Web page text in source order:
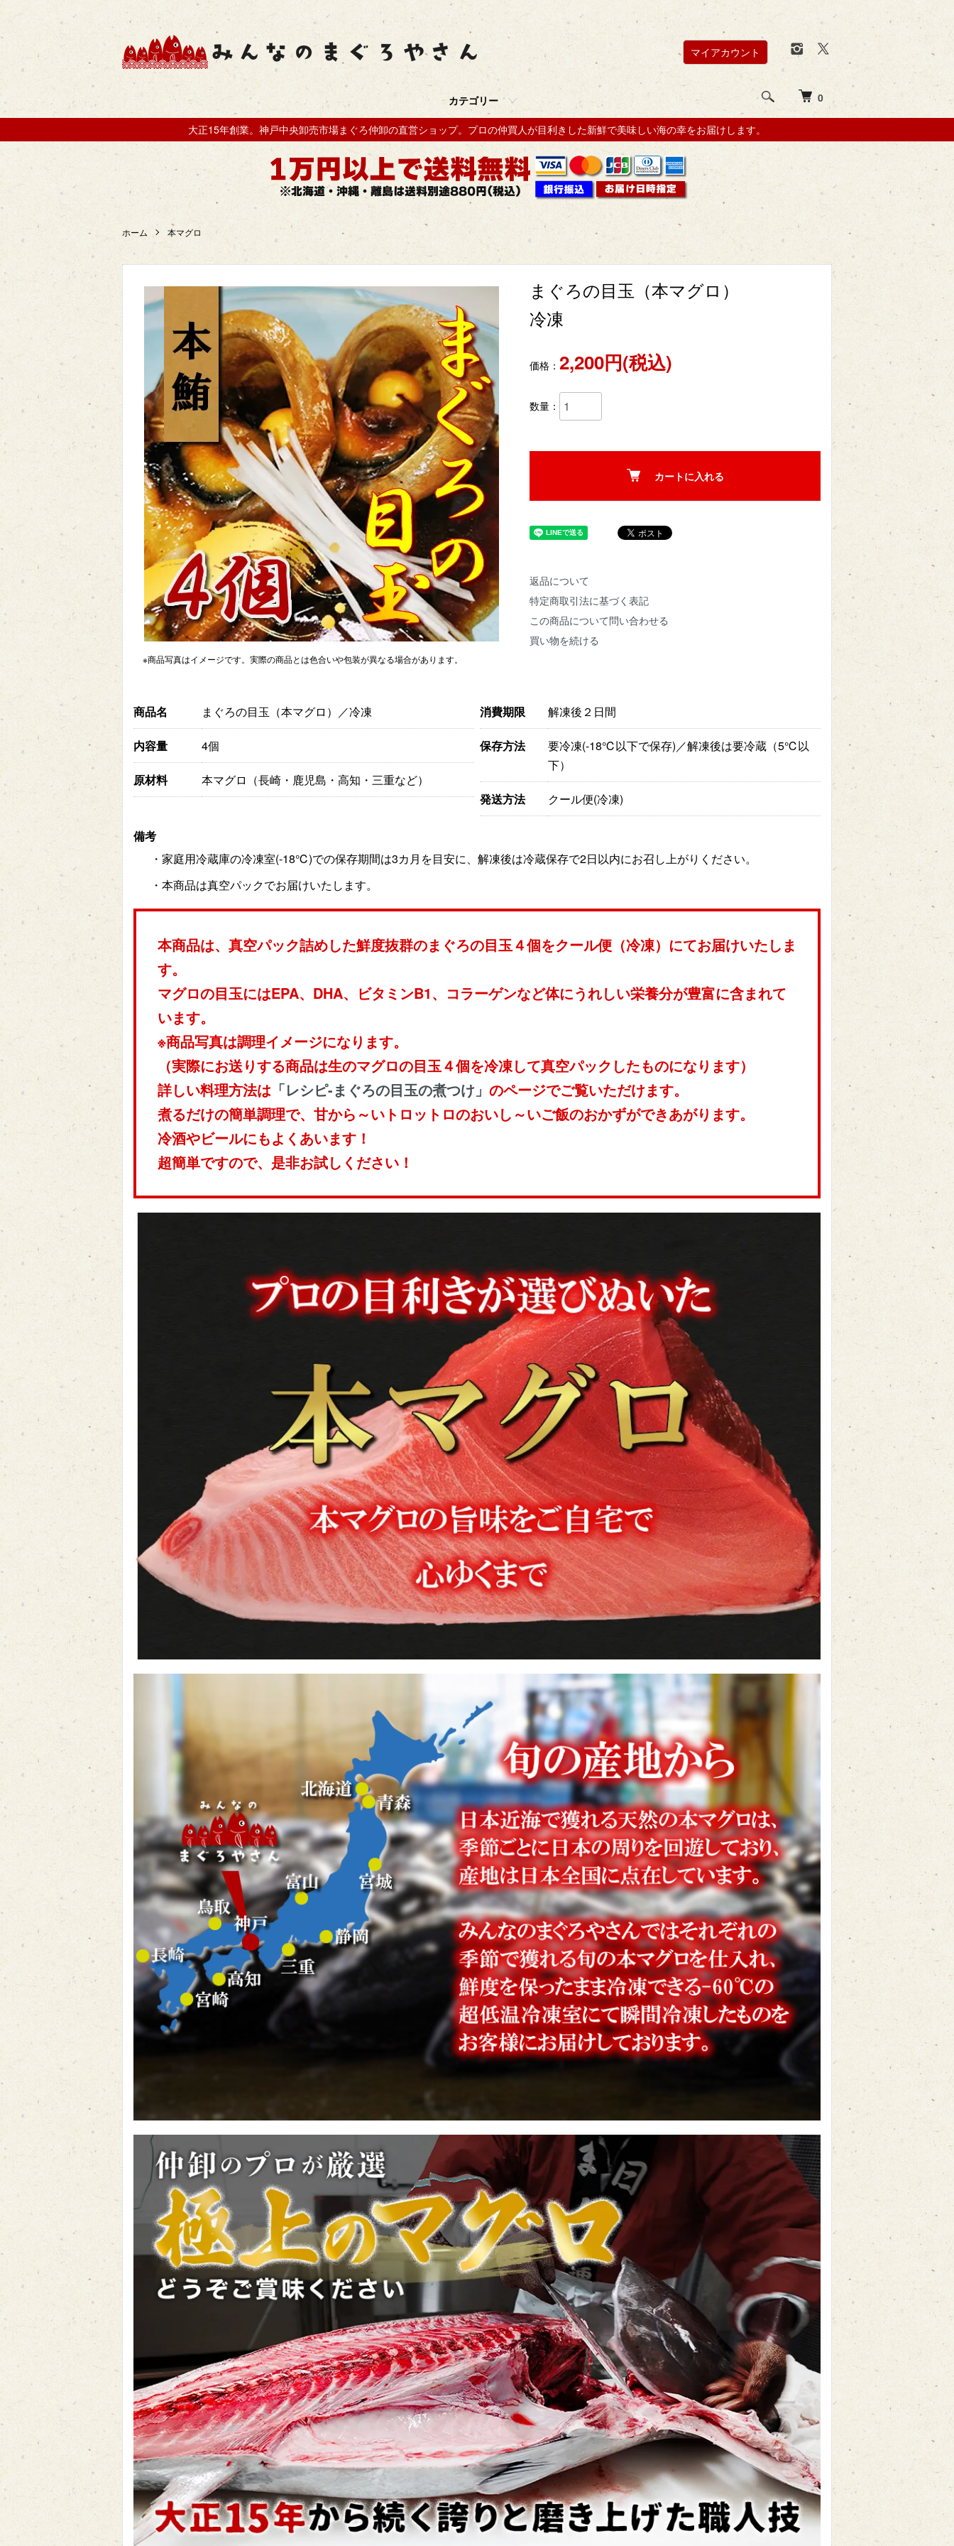
0
カテゴリー
マイアカウント
大正15年創業。神戸中央卸売市場まぐろ仲卸の直営ショップ。プロの仲買人が目利きした新鮮で美味しい海の幸をお届けします。
ホーム 本マグロ
※商品写真はイメージです。実際の商品とは色合いや包装が異なる場合があります。
まぐろの目玉（本マグロ）
冷凍
価格： 2,200円(税込)
数量：
カートに入れる
返品について
特定商取引法に基づく表記
この商品について問い合わせる
買い物を続ける
商品名 まぐろの目玉（本マグロ）／冷凍
内容量 4個
原材料 本マグロ（長崎・鹿児島・高知・三重など）
消費期限 解凍後２日間
保存方法
要冷凍(-18℃以下で保存)／解凍後は要冷蔵（5℃以
下）
発送方法 クール便(冷凍)
備考
・家庭用冷蔵庫の冷凍室(-18℃)での保存期間は3カ月を目安に、解凍後は冷蔵保存で2日以内にお召し上がりください。
・本商品は真空パックでお届けいたします。
本商品は、真空パック詰めした鮮度抜群のまぐろの目玉４個をクール便（冷凍）にてお届けいたしま
す。
マグロの目玉にはEPA、DHA、ビタミンB1、コラーゲンなど体にうれしい栄養分が豊富に含まれて
います。
※商品写真は調理イメージになります。
（実際にお送りする商品は生のマグロの目玉４個を冷凍して真空パックしたものになります）
詳しい料理方法は 「レシピ-まぐろの目玉の煮つけ」 のページでご覧いただけます。
煮るだけの簡単調理で、甘から～いトロットロのおいし～いご飯のおかずができあがります。
冷酒やビールにもよくあいます！
超簡単ですので、是非お試しください！